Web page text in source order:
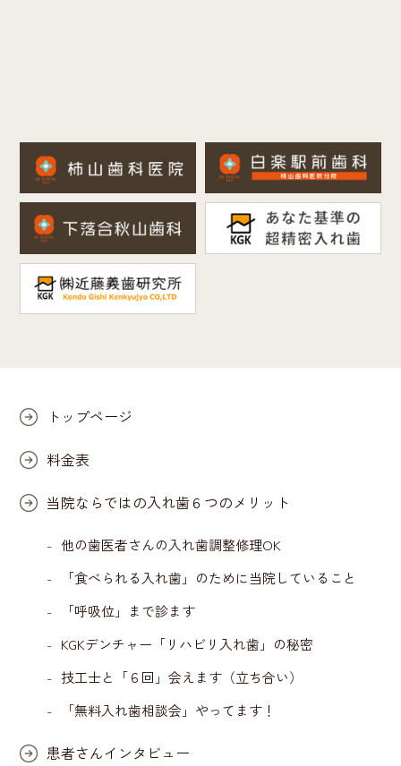
トップページ
料金表
当院ならではの入れ歯６つのメリット
他の歯医者さんの入れ歯調整修理OK
「食べられる入れ歯」のために当院していること
「呼吸位」まで診ます
KGKデンチャー「リハビリ入れ歯」の秘密
技工士と「６回」会えます（立ち合い）
「無料入れ歯相談会」やってます！
患者さんインタビュー